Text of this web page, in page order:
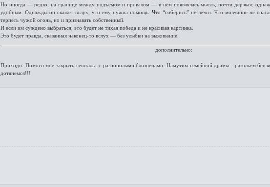
Но иногда — редко, на границе между подъёмом и провалом — в нём появлялась мысль, почти дерзкая:
удобным. Однажды он скажет вслух, что ему нужна помощь. Что “соберись” не лечит. Что молчание не
терпеть чужой огонь, но и признавать собственный.
И если им суждено выбраться, это будет не тихая победа и не красивая картинка.
Это будет правда, сказанная наконец-то вслух — без улыбки на выживание.
дополнительно:
Приходи. Помоги мне закрыть гештальт с разнополыми близнецами. Намутим семейной драмы - разольем
дотянемся!!!